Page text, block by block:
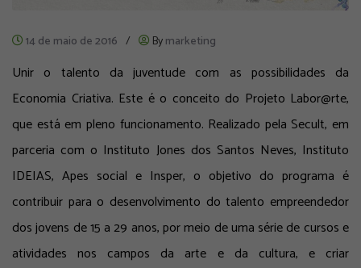
14 de maio de 2016 / Bymarketing
Unir o talento da juventude com as possibilidades da
Economia Criativa. Este é o conceito do Projeto Labor@rte,
que está em pleno funcionamento. Realizado pela Secult, em
parceria com o Instituto Jones dos Santos Neves, Instituto
IDEIAS, Apes social e Insper, o objetivo do programa é
contribuir para o desenvolvimento do talento empreendedor
dos jovens de 15 a 29 anos, por meio de uma série de cursos e
atividades nos campos da arte e da cultura, e criar